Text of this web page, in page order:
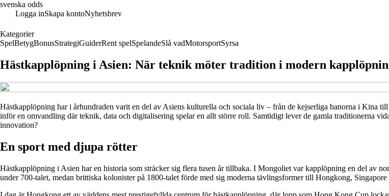
svenska odds
Logga inSkapa kontoNyhetsbrev
Kategorier
SpelBetygBonusStrategiGuiderRent spelSpelandeSlå vadMotorsportSyrsa
Hästkapplöpning i Asien: När teknik möter tradition i modern
Hästkapplöpning har i århundraden varit en del av Asiens kulturella och sociala liv – från de kejserliga banorna i Kina
inför en omvandling där teknik, data och digitalisering spelar en allt större roll. Samtidigt lever de gamla traditionerna
innovation?
En sport med djupa rötter
Hästkapplöpning i Asien har en historia som sträcker sig flera tusen år tillbaka. I Mongoliet var kapplöpning en del av
under 700-talet, medan brittiska kolonister på 1800-talet förde med sig moderna tävlingsformer till Hongkong,